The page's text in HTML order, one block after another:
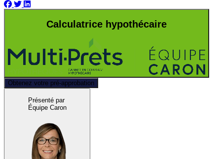
Calculatrice hypothécaire
Obtenez votre pré-approbation
Présenté par
Équipe Caron